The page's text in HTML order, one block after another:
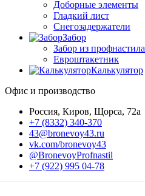
Доборные элементы
Гладкий лист
Снегозадержатели
Забор
Забор из профнастила
Евроштакетник
Калькулятор
Офис и производство
Россия, Киров, Щорса, 72а
+7 (8332) 340-370
43@bronevoy43.ru
vk.com/bronevoy43
@BronevoyProfnastil
+7 (922) 995 04-78